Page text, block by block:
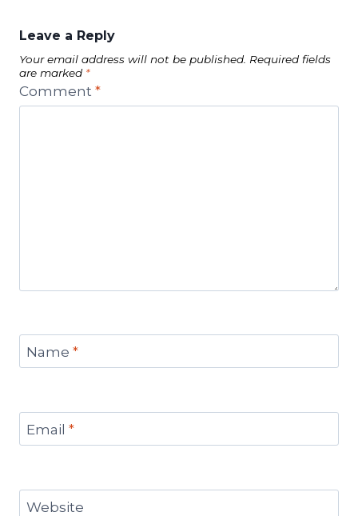
Leave a Reply
Your email address will not be published. Required fields
are marked *
Comment *
Name *
Email *
Website